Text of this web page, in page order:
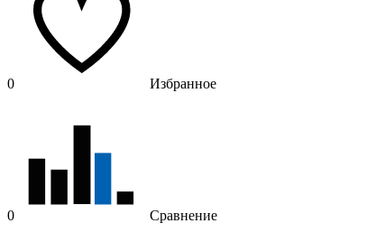
0 Избранное
0 Сравнение